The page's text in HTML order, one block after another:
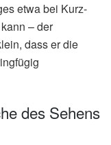
etwa bei Kurz-
– der
dass er die
des Sehens